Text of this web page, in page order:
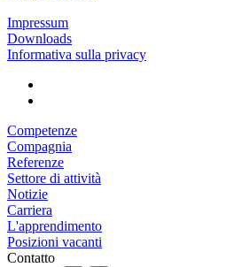
Impressum
Downloads
Informativa sulla privacy
Competenze
Compagnia
Referenze
Settore di attività
Notizie
Carriera
L'apprendimento
Posizioni vacanti
Contatto